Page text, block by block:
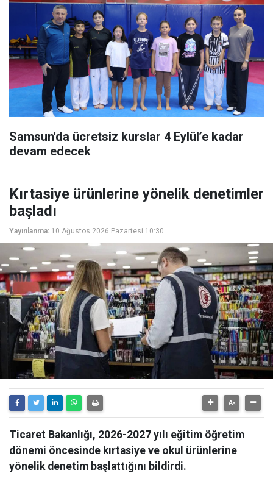
Samsun'da ücretsiz kurslar 4 Eylül’e kadar
devam edecek
Kırtasiye ürünlerine yönelik denetimler
başladı
Yayınlanma: 10 Ağustos 2026 Pazartesi 10:30
Ticaret Bakanlığı, 2026-2027 yılı eğitim öğretim
dönemi öncesinde kırtasiye ve okul ürünlerine
yönelik denetim başlattığını bildirdi.